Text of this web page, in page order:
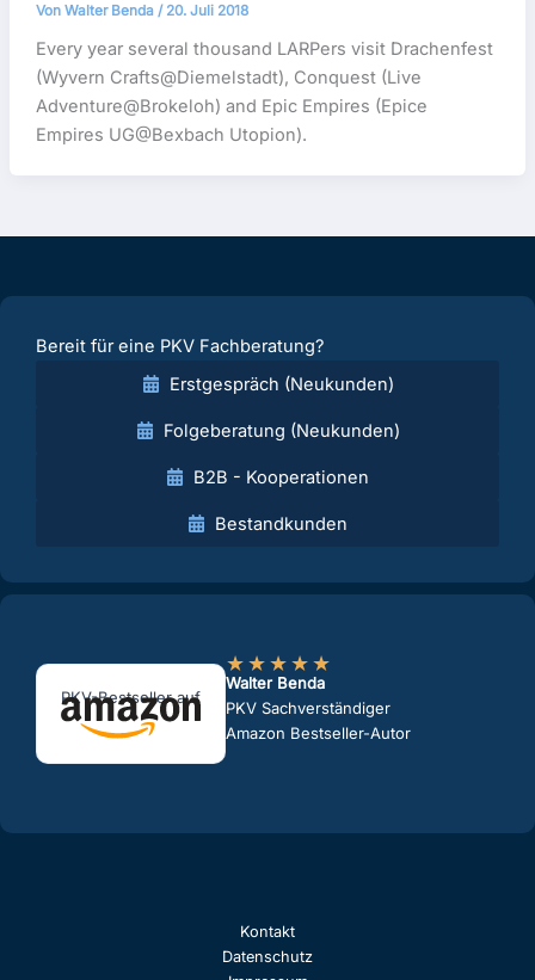
Von Walter Benda / 20. Juli 2018
Every year several thousand LARPers visit Drachenfest
(Wyvern Crafts@Diemelstadt), Conquest (Live
Adventure@Brokeloh) and Epic Empires (Epice
Empires UG@Bexbach Utopion).
Bereit für eine PKV Fachberatung?
Erstgespräch (Neukunden)
Folgeberatung (Neukunden)
B2B - Kooperationen
Bestandkunden
PKV-Bestseller auf
★★★★★
Walter Benda
PKV Sachverständiger
Amazon Bestseller-Autor
Kontakt
Datenschutz